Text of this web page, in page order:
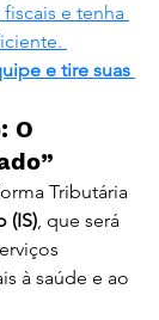
e tenha
e tire suas
O
Tributária
(IS), que será
à saúde e ao